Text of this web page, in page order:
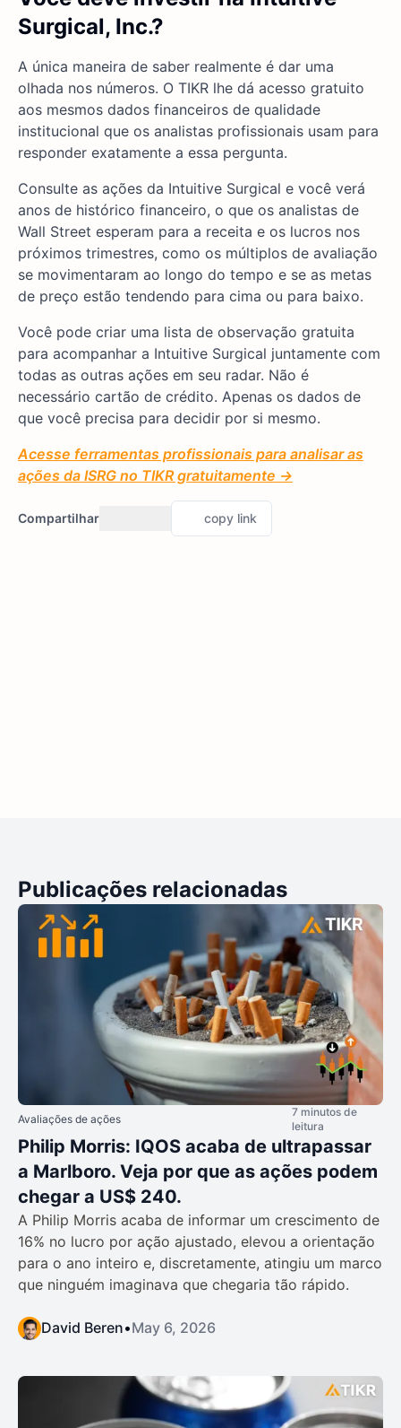
Surgical, Inc.?
A única maneira de saber realmente é dar uma
olhada nos números. O TIKR lhe dá acesso gratuito
aos mesmos dados financeiros de qualidade
institucional que os analistas profissionais usam para
responder exatamente a essa pergunta.
Consulte as ações da Intuitive Surgical e você verá
anos de histórico financeiro, o que os analistas de
Wall Street esperam para a receita e os lucros nos
próximos trimestres, como os múltiplos de avaliação
se movimentaram ao longo do tempo e se as metas
de preço estão tendendo para cima ou para baixo.
Você pode criar uma lista de observação gratuita
para acompanhar a Intuitive Surgical juntamente com
todas as outras ações em seu radar. Não é
necessário cartão de crédito. Apenas os dados de
que você precisa para decidir por si mesmo.
Acesse ferramentas profissionais para analisar as
ações da ISRG no TIKR gratuitamente →
Compartilhar copy link
Publicações relacionadas
Avaliações de ações
7 minutos de
leitura
Philip Morris: IQOS acaba de ultrapassar
a Marlboro. Veja por que as ações podem
chegar a US$ 240.
A Philip Morris acaba de informar um crescimento de
16% no lucro por ação ajustado, elevou a orientação
para o ano inteiro e, discretamente, atingiu um marco
que ninguém imaginava que chegaria tão rápido.
David Beren•May 6, 2026